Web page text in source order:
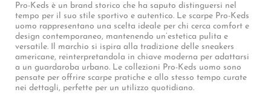
Pro-Keds è un brand storico che ha saputo distinguersi nel
tempo per il suo stile sportivo e autentico. Le scarpe Pro-Keds
uomo rappresentano una scelta ideale per chi cerca comfort e
design contemporaneo, mantenendo un’estetica pulita e
versatile. Il marchio si ispira alla tradizione delle sneakers
americane, reinterpretandola in chiave moderna per adattarsi
a un guardaroba urbano. Le collezioni Pro-Keds uomo sono
pensate per offrire scarpe pratiche e allo stesso tempo curate
nei dettagli, perfette per un utilizzo quotidiano.